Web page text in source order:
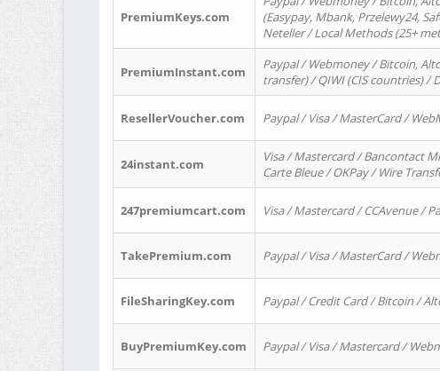
PremiumKeys.com
(Easypay, Mbank, Przelewy24,
Neteller / Local Methods (25+
PremiumInstant.com
Paypal / Webmoney / Bitcoin,
transfer) / QIWI (CIS countries) /
ResellerVoucher.com Paypal / Visa / MasterCard /
24instant.com
Visa / Mastercard / Bancontact
Carte Bleue / OKPay / Wire
247premiumcart.com Visa / Mastercard / CCAvenue /
TakePremium.com Paypal / Visa / MasterCard /
FileSharingKey.com Paypal / Credit Card / Bitcoin /
BuyPremiumKey.com Paypal / Visa / Mastercard /